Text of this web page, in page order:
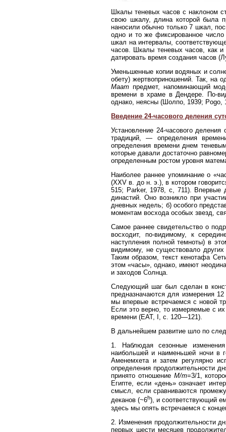
Шкалы теневых часов с наклоном
свою шкалу, длина которой была
наносили обычно только 7 шкал,
одно и то же фиксированное число
шкал на интервалы,
часов. Шкалы теневых часов, как
датировать время создания часов
Уменьшенные копии водяных и
обету) жертвоприношений. Так, на
Маат предмет, напоминающий
времени в храме в Дендере. По-
однако, неясны (Шолпо, 1939; Pogo,
Введение 24-часового деления
Установление 24-часового
традиций, — определения
определения времени днем
которые давали достаточно
определенным ростом уровня
Наиболее раннее упоминание о
(XXV в. до н. э.), в котором
515; Parker, 1978, с, 711). Впервые
династий. Оно возникло при
дневных недель; б) особого
моментам восхода особых звезд,
Самое раннее свидетельство о
восходит, по-видимому, к
наступления полной темноты) в
видимому, не существовало
Таким образом, текст кенотафа
этом «часы», однако, имеют
и заходов Солнца.
Следующий шаг был сделан в
предназначаются для измерения
мы впервые встречаемся с новой
Если это верно, то измеряемые с
времени (EAT, I, с. 120—121).
В дальнейшем развитие шло по
1. Наблюдая сезонные
наибольшей и наименьшей ночи в
Аменемхета и затем регулярно
определения продолжительности
принято отношение М/т=3/1,
Египте, если «день» означает
смысл, если сравниваются
деканов (~6h), и соответствующий
здесь мы опять встречаемся с
2. Изменения продолжительности
первых шести месяцев